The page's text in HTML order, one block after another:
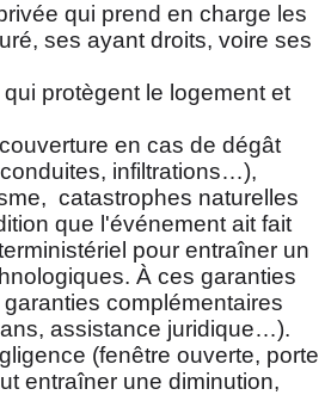
qui prend en charge les
ses ayant droits, voire ses
protègent le logement et
en cas de dégât
infiltrations…),
catastrophes naturelles
que l'événement ait fait
pour entraîner un
À ces garanties
complémentaires
assistance juridique…).
(fenêtre ouverte, porte
entraîner une diminution,